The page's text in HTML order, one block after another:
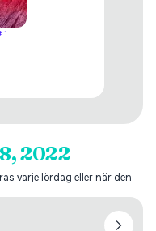
2022
varje lördag eller när den